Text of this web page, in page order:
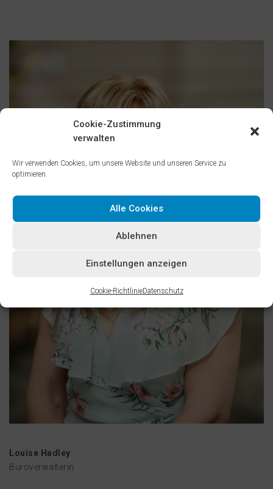
Cookie-Zustimmung
verwalten
Wir verwenden Cookies, um unsere Website und unseren Service zu
optimieren.
Alle Cookies
Ablehnen
Einstellungen anzeigen
Cookie-RichtlinieDatenschutz
Louise Hadley
Büroverwalterin